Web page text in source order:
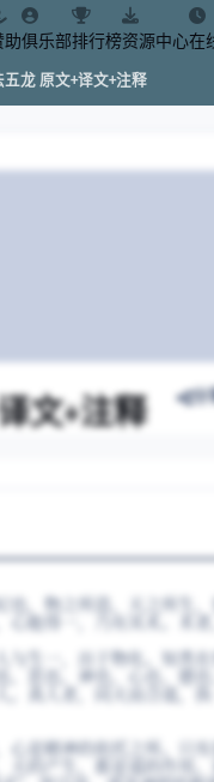
助俱乐部排行榜资源中心在
龙 原文+译文+注释
文+注释
，物之所造，天之所生，
心能得一，乃有其术。术
生一，出于物化。知类在
思也、神也、心也、德也
真人者，同天而合道，执
是精神的依托之所。只
的产生，都是道的作用。